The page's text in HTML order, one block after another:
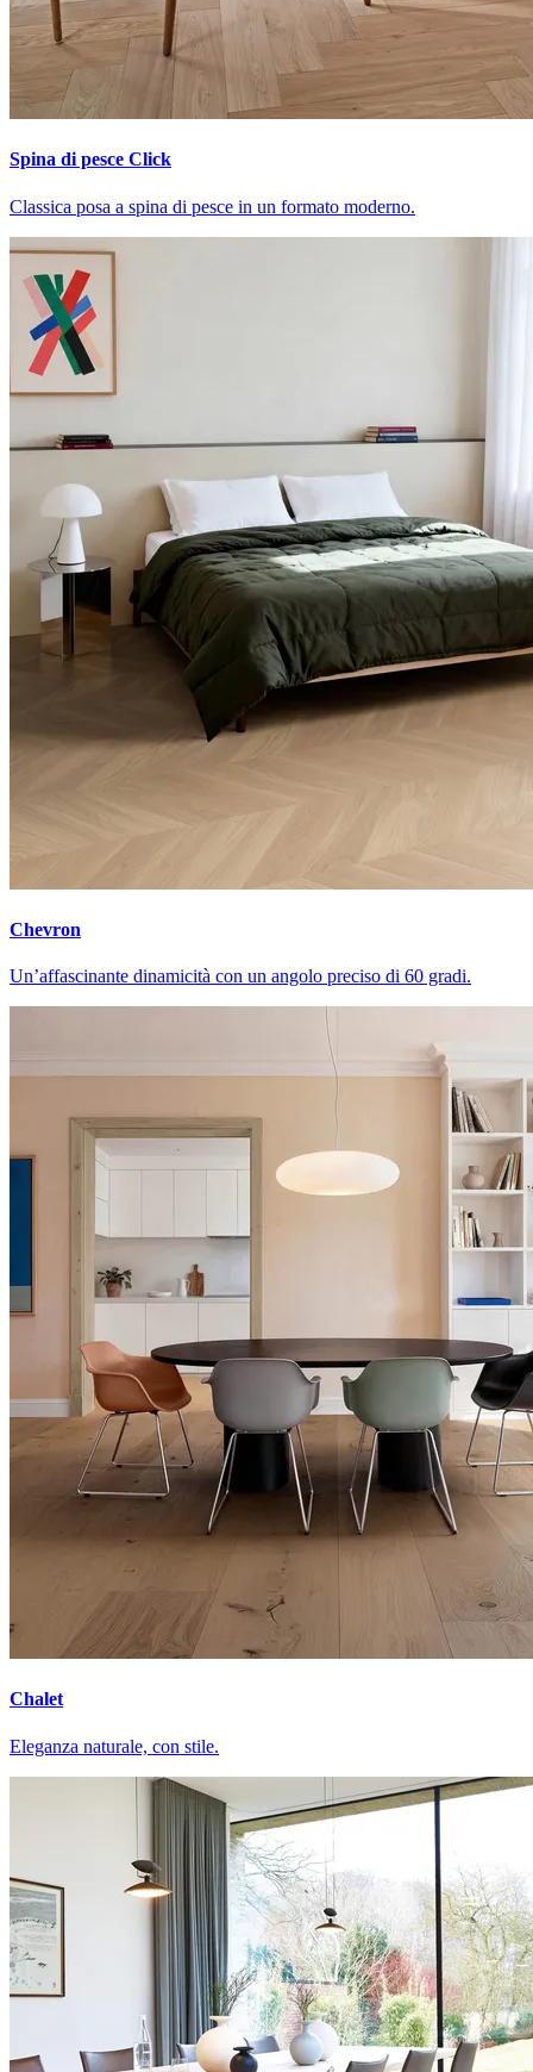
Spina di pesce Click
Classica posa a spina di pesce in un formato moderno.
Chevron
Un’affascinante dinamicità con un angolo preciso di 60 gradi.
Chalet
Eleganza naturale, con stile.